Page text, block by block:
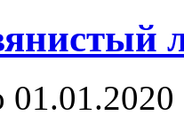
01.01.2020